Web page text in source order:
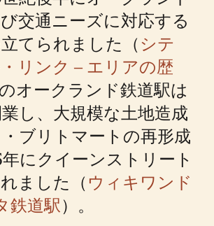
交通ニーズに対応する
てられました（シテ
リンク – エリアの歴
オークランド鉄道駅は
し、大規模な土地造成
ブリトマートの再形成
にクイーンストリート
ました（ウィキワンド
鉄道駅）。